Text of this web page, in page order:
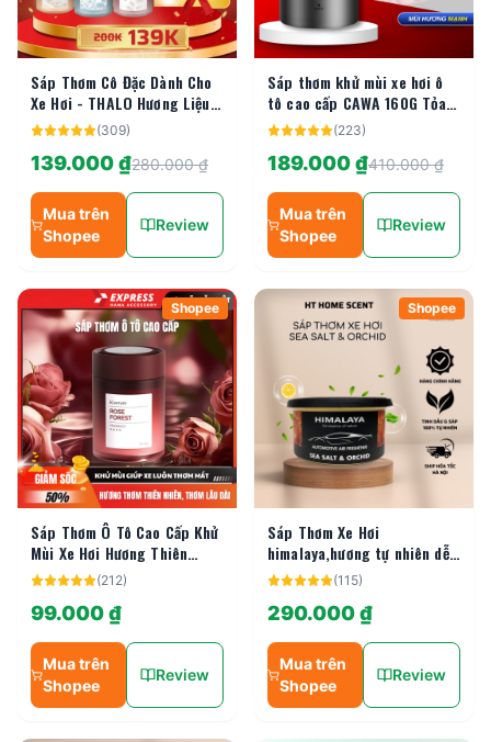
Sáp Thơm Cô Đặc Dành Cho
Xe Hơi - THALO Hương Liệu
Thiên Nhiên (Đại Dương/Trà
(309)
139.000 ₫280.000 ₫
Mua trên
Shopee
Review
Sáp thơm khử mùi xe hơi ô
tô cao cấp CAWA 160G Tỏa
Hương 4 Tháng Mùi Dịu Tinh
Chống Say Xe H2 Car
(223)
189.000 ₫410.000 ₫
Mua trên
Shopee
Review
Shopee
Sáp Thơm Ô Tô Cao Cấp Khử
Mùi Xe Hơi Hương Thiên
Nhiên Tự Nhiên Trang Trí
(212)
99.000 ₫
Mua trên
Shopee
Review
Shopee
Sáp Thơm Xe Hơi
himalaya,hương tự nhiên dễ
chịu khử mùi xe hơi
(115)
290.000 ₫
Mua trên
Shopee
Review